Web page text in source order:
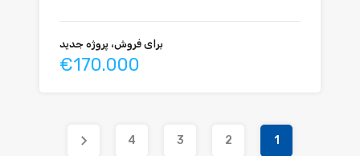
برای فروش، پروژه جدید
€170.000
1
2
3
4